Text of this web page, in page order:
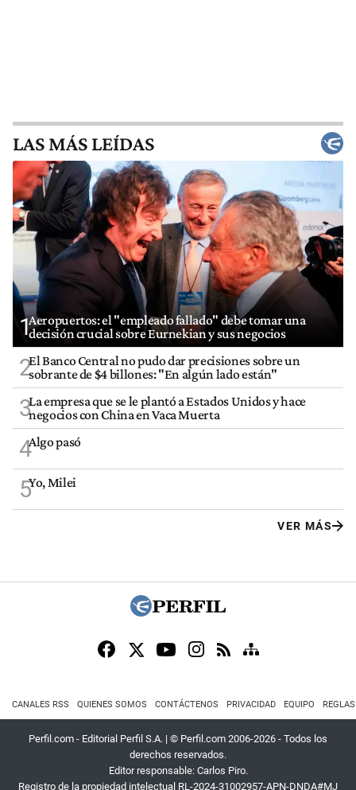
LAS MÁS LEÍDAS
1Aeropuertos: el "empleado fallado" debe tomar una
decisión crucial sobre Eurnekian y sus negocios
2El Banco Central no pudo dar precisiones sobre un
sobrante de $4 billones: "En algún lado están"
3La empresa que se le plantó a Estados Unidos y hace
negocios con China en Vaca Muerta
4Algo pasó
5Yo, Milei
VER MÁS
CANALES RSS QUIENES SOMOS CONTÁCTENOS PRIVACIDAD EQUIPO
Perfil.com - Editorial Perfil S.A. | © Perfil.com 2006-2026 - Todos los
derechos reservados.
Editor responsable: Carlos Piro.
Registro de la propiedad intelectual RL-2024-31002957-APN-DNDA#MJ